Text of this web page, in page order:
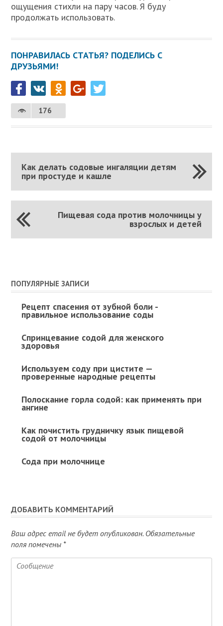
ощущения стихли на пару часов. Я буду
продолжать использовать.
ПОНРАВИЛАСЬ СТАТЬЯ? ПОДЕЛИСЬ С
ДРУЗЬЯМИ!
176
Как делать содовые ингаляции детям
при простуде и кашле
Пищевая сода против молочницы у
взрослых и детей
ПОПУЛЯРНЫЕ ЗАПИСИ
Рецепт спасения от зубной боли -
правильное использование соды
Спринцевание содой для женского
здоровья
Используем соду при цистите —
проверенные народные рецепты
Полоскание горла содой: как применять при
ангине
Как почистить грудничку язык пищевой
содой от молочницы
Сода при молочнице
ДОБАВИТЬ КОММЕНТАРИЙ
Ваш адрес email не будет опубликован. Обязательные
поля помечены *